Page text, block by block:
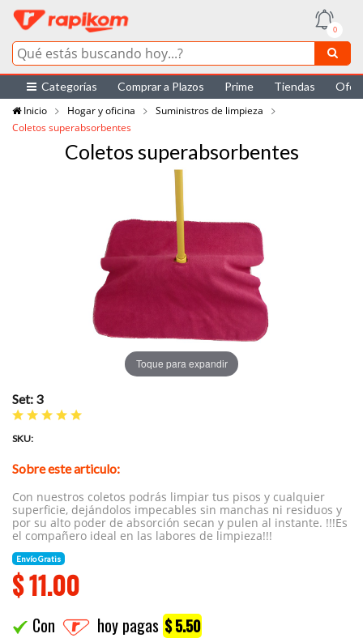
0
Categorías Comprar a Plazos Prime Tiendas
Inicio
Hogar y oficina
Suministros de limpieza
Coletos superabsorbentes
Coletos superabsorbentes
Toque para expandir
Set: 3
SKU:
Sobre este articulo:
Con nuestros coletos podrás limpiar tus pisos y cualquier
superficie, dejándolos impecables sin manchas ni residuos y
por su alto poder de absorción secan y pulen al instante. !!!Es
el compañero ideal en las labores de limpieza!!!
Envío Gratis
$11.00
Con hoy pagas $ 5.50